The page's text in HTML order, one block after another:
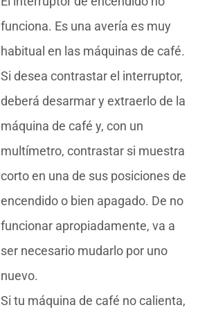
funciona. Es una avería es muy
habitual en las máquinas de café.
Si desea contrastar el interruptor,
deberá desarmar y extraerlo de la
máquina de café y, con un
multímetro, contrastar si muestra
corto en una de sus posiciones de
encendido o bien apagado. De no
funcionar apropiadamente, va a
ser necesario mudarlo por uno
nuevo.
Si tu máquina de café no calienta,